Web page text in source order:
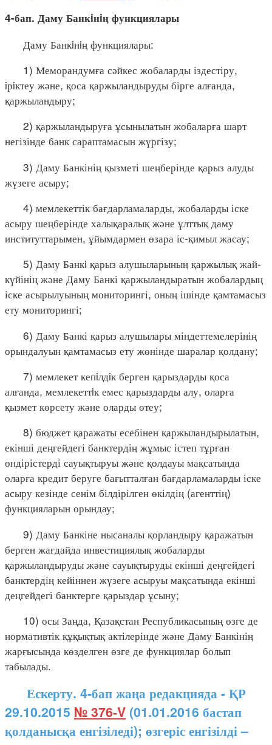
4-бап. Даму Банкiнiң функциялары
Даму Банкiнiң функциялары:
1) Меморандумға сәйкес жобаларды іздестіру,
iрiктеу және, қоса қаржыландыруды бірге алғанда,
қаржыландыру;
2) қаржыландыруға ұсынылатын жобаларға шарт
негізінде банк сараптамасын жүргізу;
3) Даму Банкінің қызметі шеңберінде қарыз алуды
жүзеге асыру;
4) мемлекеттік бағдарламаларды, жобаларды іске
асыру шеңберінде халықаралық және ұлттық даму
институттарымен, ұйымдармен өзара іс-қимыл жасау;
5) Даму Банкi қарыз алушыларының қаржылық жай-
күйінің және Даму Банкі қаржыландыратын жобалардың
іске асырылуының мониторингі, оның ішінде қамтамасыз
ету мониторингі;
6) Даму Банкі қарыз алушылары міндеттемелерінің
орындалуын қамтамасыз ету жөнінде шаралар қолдану;
7) мемлекет кепiлдiк берген қарыздарды қоса
алғанда, мемлекеттiк емес қарыздарды алу, оларға
қызмет көрсету және оларды өтеу;
8) бюджет қаражаты есебінен қаржыландырылатын,
екінші деңгейдегі банктердің жұмыс істеп тұрған
өндірістерді сауықтыруы және қолдауы мақсатында
оларға кредит беруге бағытталған бағдарламаларды іске
асыру кезінде сенім білдірілген өкілдің (агенттің)
функцияларын орындау;
9) Даму Банкіне нысаналы қорландыру қаражатын
берген жағдайда инвестициялық жобаларды
қаржыландыруды және сауықтыруды екінші деңгейдегі
банктердің кейіннен жүзеге асыруы мақсатында екінші
деңгейдегі банктерге қарыздар ұсыну;
10) осы Заңда, Қазақстан Республикасының өзге де
нормативтік құқықтық актілерінде және Даму Банкінің
жарғысында көзделген өзге де функциялар болып
табылады.
Ескерту. 4-бап жаңа редакцияда - ҚР
29.10.2015 № 376-V (01.01.2016 бастап
қолданысқа енгізіледі); өзгеріс енгізілді –